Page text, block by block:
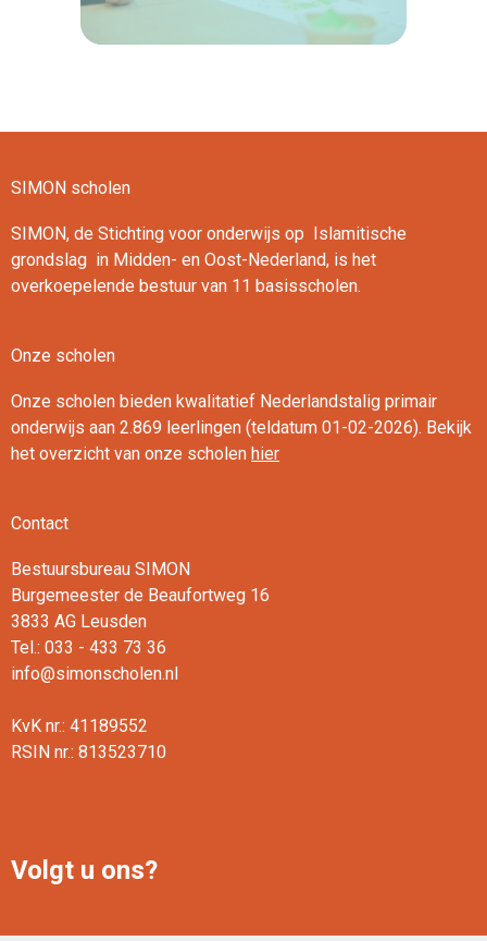
SIMON scholen
SIMON, de Stichting voor onderwijs op Islamitische
grondslag in Midden- en Oost-Nederland, is het
overkoepelende bestuur van 11 basisscholen.
Onze scholen
Onze scholen bieden kwalitatief Nederlandstalig primair
onderwijs aan 2.869 leerlingen (teldatum 01-02-2026). Bekijk
het overzicht van onze scholen hier
Contact
Bestuursbureau SIMON
Burgemeester de Beaufortweg 16
3833 AG Leusden
Tel.: 033 - 433 73 36
info@simonscholen.nl
KvK nr.: 41189552
RSIN nr.: 813523710
Volgt u ons?